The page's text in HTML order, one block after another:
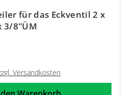
für das Eckventil 2 x
3/8"ÜM
Versandkosten